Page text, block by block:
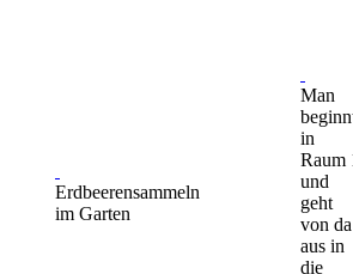
Erdbeerensammeln
im Garten
Man
in
Raum
und
geht
von da
aus in
die